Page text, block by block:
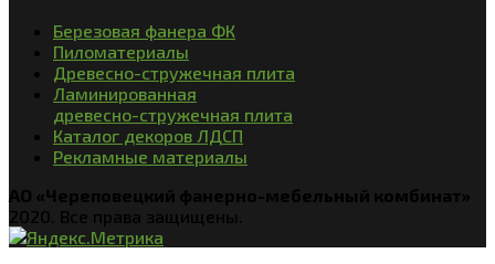
Березовая фанера ФК
Пиломатериалы
Древесно-стружечная плита
Ламинированная
древесно-стружечная плита
Каталог декоров ЛДСП
Рекламные материалы
АО «Череповецкий фанерно-мебельный комбинат»
2020. Все права защищены.